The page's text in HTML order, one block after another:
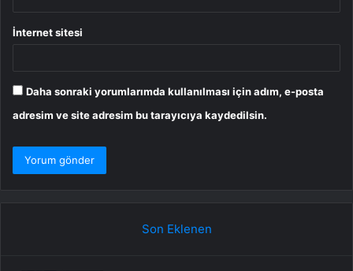
İnternet sitesi
Daha sonraki yorumlarımda kullanılması için adım, e-posta
adresim ve site adresim bu tarayıcıya kaydedilsin.
Son Eklenen